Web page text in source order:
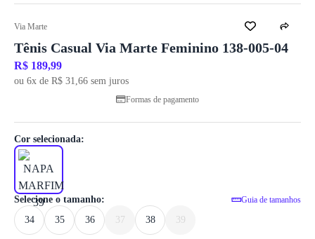
Via Marte
Tênis Casual Via Marte Feminino 138-005-04
R$ 189,99
ou 6x de R$ 31,66 sem juros
Formas de pagamento
Selecione o tamanho: Guia de tamanhos
34 35 36 37 38 39
Cor selecionada: